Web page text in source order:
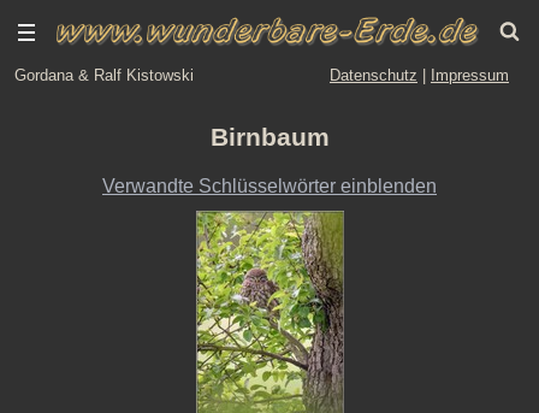
Gordana & Ralf Kistowski Datenschutz Impressum
Birnbaum
Verwandte Schlüsselwörter einblenden